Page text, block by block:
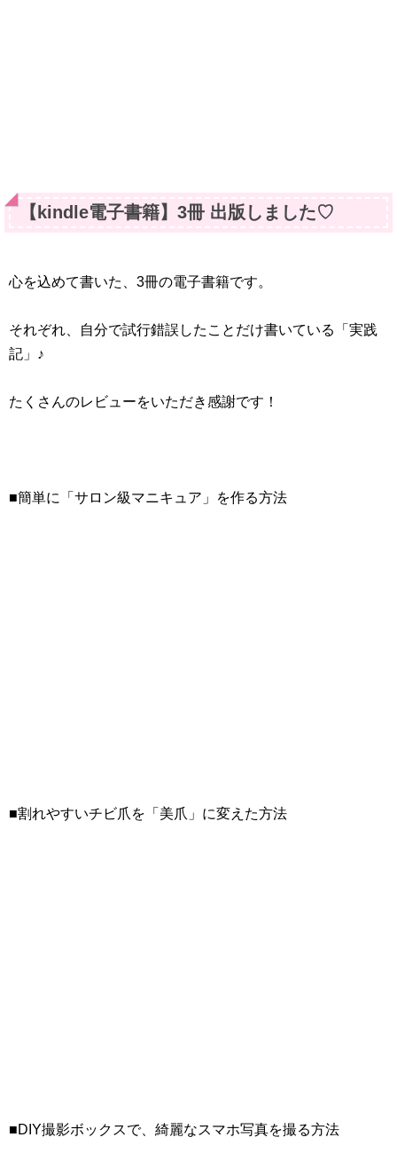
【kindle電子書籍】3冊 出版しました♡
心を込めて書いた、3冊の電子書籍です。
それぞれ、自分で試行錯誤したことだけ書いている「実践
記」♪
たくさんのレビューをいただき感謝です！
■簡単に「サロン級マニキュア」を作る方法
■割れやすいチビ爪を「美爪」に変えた方法
■DIY撮影ボックスで、綺麗なスマホ写真を撮る方法